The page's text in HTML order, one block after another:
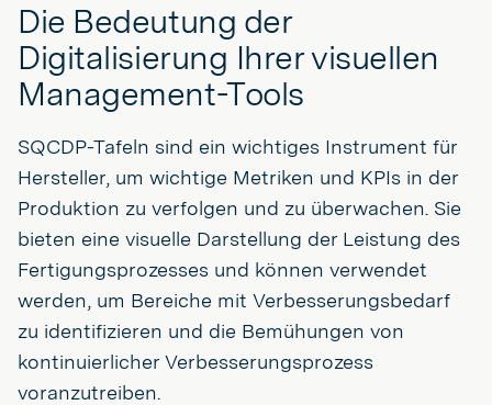
Die Bedeutung der
Digitalisierung Ihrer visuellen
Management-Tools
SQCDP-Tafeln sind ein wichtiges Instrument für
Hersteller, um wichtige Metriken und KPIs in der
Produktion zu verfolgen und zu überwachen. Sie
bieten eine visuelle Darstellung der Leistung des
Fertigungsprozesses und können verwendet
werden, um Bereiche mit Verbesserungsbedarf
zu identifizieren und die Bemühungen von
kontinuierlicher Verbesserungsprozess
voranzutreiben.